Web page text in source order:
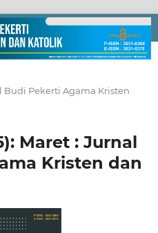
Budi Pekerti Agama Kristen
Maret : Jurnal
Kristen dan